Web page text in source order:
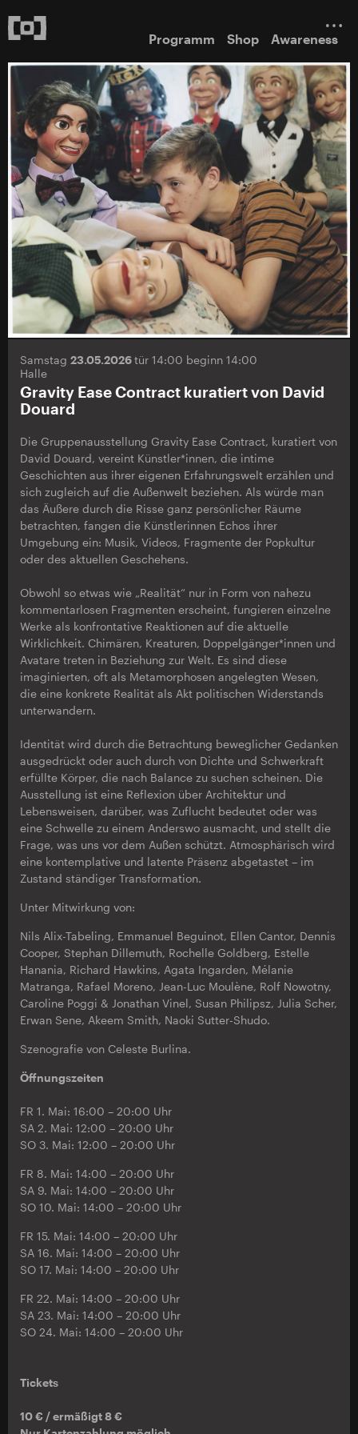
Programm Shop Awareness
Samstag 23.05.2026tür 14:00 beginn 14:00
Halle
Gravity Ease Contract kuratiert von David
Douard
Die Gruppenausstellung Gravity Ease Contract, kuratiert von
David Douard, vereint Künstler*innen, die intime
Geschichten aus ihrer eigenen Erfahrungswelt erzählen und
sich zugleich auf die Außenwelt beziehen. Als würde man
das Äußere durch die Risse ganz persönlicher Räume
betrachten, fangen die Künstlerinnen Echos ihrer
Umgebung ein: Musik, Videos, Fragmente der Popkultur
oder des aktuellen Geschehens.
Obwohl so etwas wie „Realität“ nur in Form von nahezu
kommentarlosen Fragmenten erscheint, fungieren einzelne
Werke als konfrontative Reaktionen auf die aktuelle
Wirklichkeit. Chimären, Kreaturen, Doppelgänger*innen und
Avatare treten in Beziehung zur Welt. Es sind diese
imaginierten, oft als Metamorphosen angelegten Wesen,
die eine konkrete Realität als Akt politischen Widerstands
unterwandern.
Identität wird durch die Betrachtung beweglicher Gedanken
ausgedrückt oder auch durch von Dichte und Schwerkraft
erfüllte Körper, die nach Balance zu suchen scheinen. Die
Ausstellung ist eine Reflexion über Architektur und
Lebensweisen, darüber, was Zuflucht bedeutet oder was
eine Schwelle zu einem Anderswo ausmacht, und stellt die
Frage, was uns vor dem Außen schützt. Atmosphärisch wird
eine kontemplative und latente Präsenz abgetastet – im
Zustand ständiger Transformation.
Unter Mitwirkung von:
Nils Alix-Tabeling, Emmanuel Beguinot, Ellen Cantor, Dennis
Cooper, Stephan Dillemuth, Rochelle Goldberg, Estelle
Hanania, Richard Hawkins, Agata Ingarden, Mélanie
Matranga, Rafael Moreno, Jean-Luc Moulène, Rolf Nowotny,
Caroline Poggi & Jonathan Vinel, Susan Philipsz, Julia Scher,
Erwan Sene, Akeem Smith, Naoki Sutter-Shudo.
Szenografie von Celeste Burlina.
Öffnungszeiten
FR 1. Mai: 16:00 – 20:00 Uhr
SA 2. Mai: 12:00 – 20:00 Uhr
SO 3. Mai: 12:00 – 20:00 Uhr
FR 8. Mai: 14:00 – 20:00 Uhr
SA 9. Mai: 14:00 – 20:00 Uhr
SO 10. Mai: 14:00 – 20:00 Uhr
FR 15. Mai: 14:00 – 20:00 Uhr
SA 16. Mai: 14:00 – 20:00 Uhr
SO 17. Mai: 14:00 – 20:00 Uhr
FR 22. Mai: 14:00 – 20:00 Uhr
SA 23. Mai: 14:00 – 20:00 Uhr
SO 24. Mai: 14:00 – 20:00 Uhr
Tickets
10 € / ermäßigt 8 €